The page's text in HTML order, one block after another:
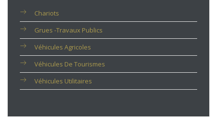
Chariots
Grues -travaux Publics
Véhicules Agricoles
Véhicules De Tourismes
Véhicules Utilitaires